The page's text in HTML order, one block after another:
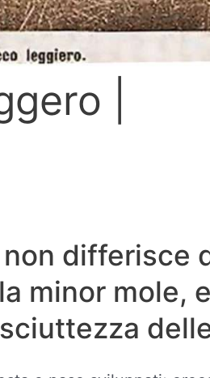
|
differisce
minor mole,